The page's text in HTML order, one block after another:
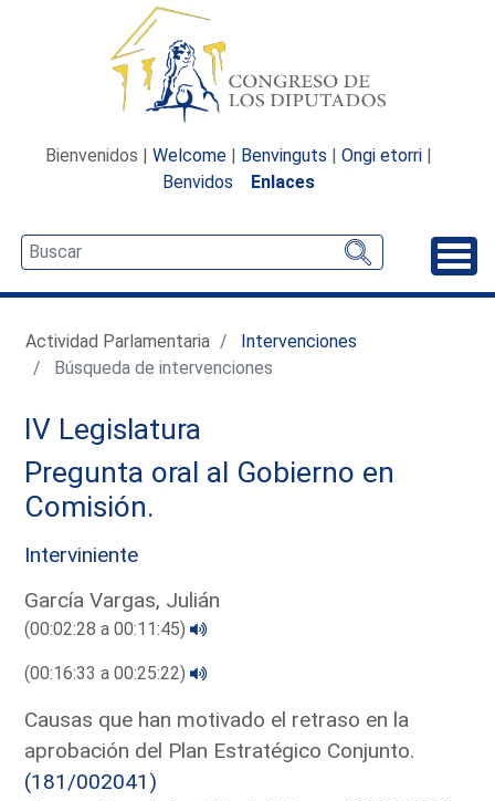
Bienvenidos | Welcome | Benvinguts | Ongi etorri |
Benvidos
Enlaces
Actividad Parlamentaria
Intervenciones
Búsqueda de intervenciones
IV Legislatura
Pregunta oral al Gobierno en
Comisión.
Interviniente
García Vargas, Julián
(00:02:28 a 00:11:45)
(00:16:33 a 00:25:22)
Causas que han motivado el retraso en la
aprobación del Plan Estratégico Conjunto.
(181/002041)